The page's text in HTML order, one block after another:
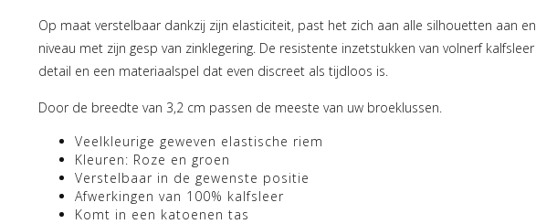
Op maat verstelbaar dankzij zijn elasticiteit, past het zich aan alle silhouetten aan
niveau met zijn gesp van zinklegering. De resistente inzetstukken van volnerf
detail en een materiaalspel dat even discreet als tijdloos is.
Door de breedte van 3,2 cm passen de meeste van uw broeklussen.
Veelkleurige geweven elastische riem
Kleuren: Roze en groen
Verstelbaar in de gewenste positie
Afwerkingen van 100% kalfsleer
Komt in een katoenen tas